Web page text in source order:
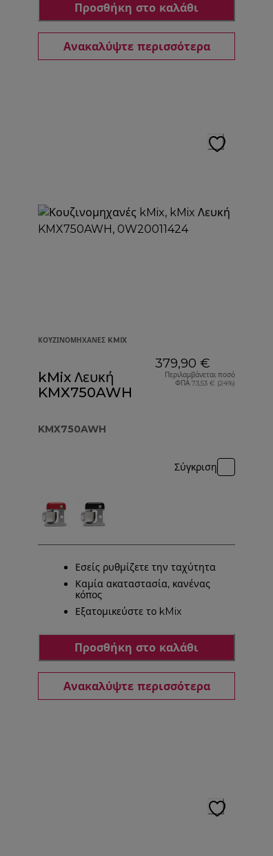
Προσθήκη στο καλάθι
Ανακαλύψτε περισσότερα
ΚΟΥΖΙΝΟΜΗΧΑΝΈΣ KMIX
kMix Λευκή
KMX750AWH
KMX750AWH
379,90 €
Περιλαμβάνεται ποσό
ΦΠΑ 73,53 € (24%)
Σύγκριση
Εσείς ρυθμίζετε την ταχύτητα
Καμία ακαταστασία, κανένας
κόπος
Εξατομικεύστε το kMix
Προσθήκη στο καλάθι
Ανακαλύψτε περισσότερα